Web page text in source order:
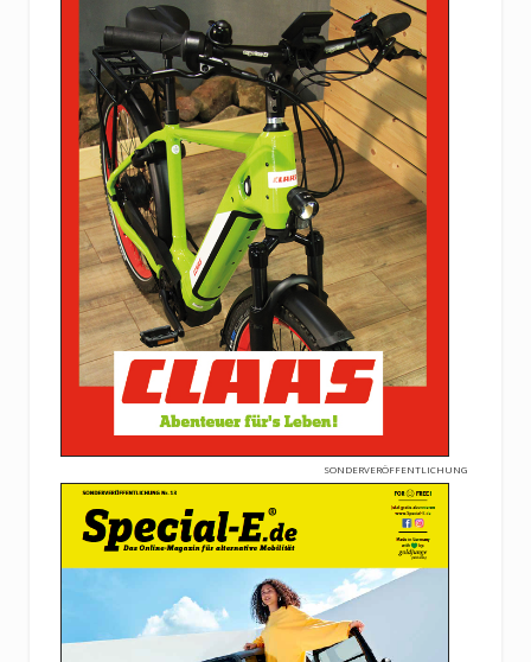
SONDERVERÖFFENTLICHUNG